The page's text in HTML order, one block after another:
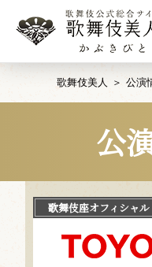
歌舞伎美人 公演
公
歌舞伎座オフィシャ